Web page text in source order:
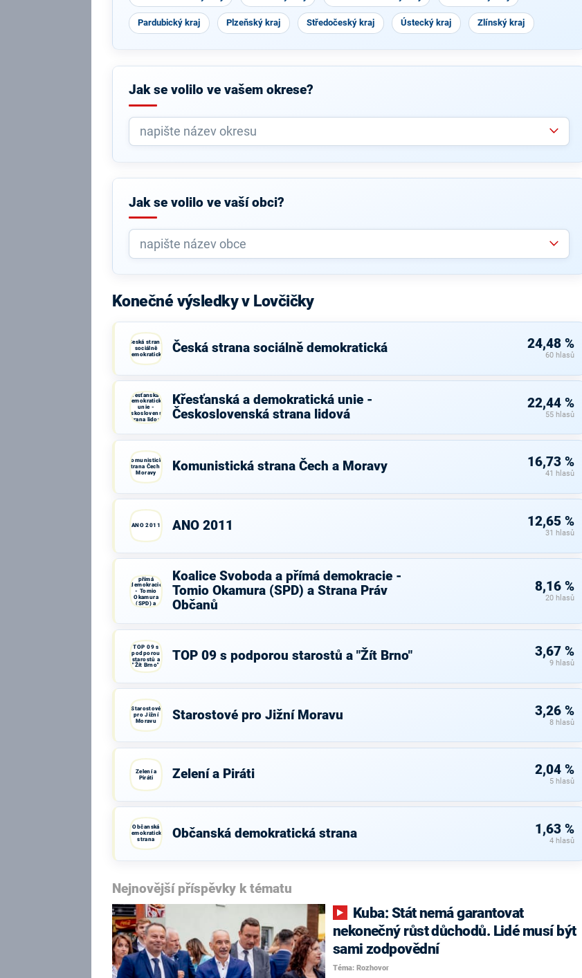
Pardubický kraj Plzeňský kraj Středočeský kraj Ústecký kraj Zlínský kraj
Jak se volilo ve vašem okrese?
Jak se volilo ve vaší obci?
Konečné výsledky v Lovčičky
Česká strana
sociálně
demokratická
Česká strana sociálně demokratická 24,48 %
60 hlasů
Křesťanská a
demokratická
unie -
Československá
strana lidová
Křesťanská a demokratická unie -
Československá strana lidová
22,44 %
55 hlasů
Komunistická
strana Čech a
Moravy
Komunistická strana Čech a Moravy 16,73 %
41 hlasů
ANO 2011 ANO 2011 12,65 %
31 hlasů
přímá
demokracie
- Tomio
Okamura
(SPD) a
Strana Práv
Koalice Svoboda a přímá demokracie -
Tomio Okamura (SPD) a Strana Práv
Občanů
8,16 %
20 hlasů
TOP 09 s
podporou
starostů a
"Žít Brno"
TOP 09 s podporou starostů a "Žít Brno" 3,67 %
9 hlasů
Starostové
pro Jižní
Moravu
Starostové pro Jižní Moravu 3,26 %
8 hlasů
Zelení a
Piráti
Zelení a Piráti 2,04 %
5 hlasů
Občanská
demokratická
strana
Občanská demokratická strana 1,63 %
4 hlasů
Nejnovější příspěvky k tématu
nekonečný růst důchodů. Lidé musí být
sami zodpovědní
Téma: Rozhovor